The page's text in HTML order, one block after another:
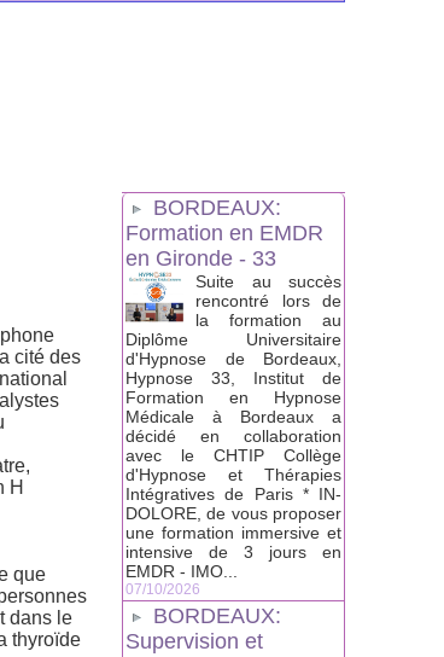
cité des
H
que
dans le
thyroïde
BORDEAUX:
Formation en EMDR
en Gironde - 33
Suite au succès
rencontré lors de
la formation au
Diplôme Universitaire
d'Hypnose de Bordeaux,
Hypnose 33, Institut de
Formation en Hypnose
Médicale à Bordeaux a
décidé en collaboration
avec le CHTIP Collège
d'Hypnose et Thérapies
Intégratives de Paris * IN-
DOLORE, de vous proposer
une formation immersive et
intensive de 3 jours en
EMDR - IMO...
07/10/2026
BORDEAUX:
Supervision et